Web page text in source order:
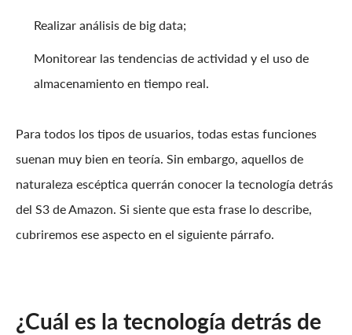
Realizar análisis de big data;
Monitorear las tendencias de actividad y el uso de
almacenamiento en tiempo real.
Para todos los tipos de usuarios, todas estas funciones
suenan muy bien en teoría. Sin embargo, aquellos de
naturaleza escéptica querrán conocer la tecnología detrás
del S3 de Amazon. Si siente que esta frase lo describe,
cubriremos ese aspecto en el siguiente párrafo.
¿Cuál es la tecnología detrás de